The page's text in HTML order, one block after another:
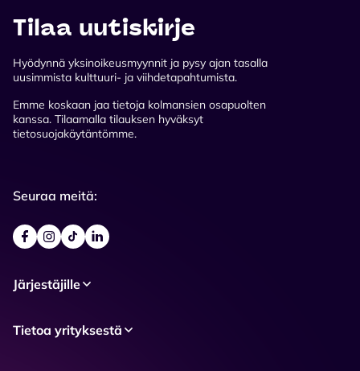
Tilaa uutiskirje
Hyödynnä yksinoikeusmyynnit ja pysy ajan tasalla
uusimmista kulttuuri- ja viihdetapahtumista.
Emme koskaan jaa tietoja kolmansien osapuolten
kanssa. Tilaamalla tilauksen hyväksyt
tietosuojakäytäntömme.
Seuraa meitä:
Järjestäjille
Tietoa yrityksestä